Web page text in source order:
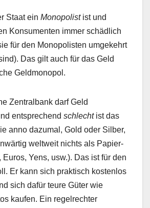
Staat ein Monopolistist und
Konsumenten immer schädlich
für den Monopolisten umgekehrt
Das gilt auch für das Geld
Geldmonopol.
Zentralbank darf Geld
entsprechend schlechtist das
anno dazumal, Gold oder Silber,
weltweit nichts als Papier-
Yens, usw.). Das ist für den
Er kann sich praktisch kostenlos
sich dafür teure Güter wie
kaufen. Ein regelrechter